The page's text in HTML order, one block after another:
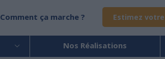
Comment ça marche ? Estimez
Nos Réalisations